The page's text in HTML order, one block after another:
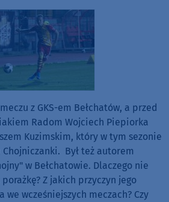
z GKS-em Bełchatów, a przed
Radom Wojciech Piepiorka
Kuzimskim, który w tym sezonie
Był też autorem
w Bełchatowie. Dlaczego nie
Z jakich przyczyn jego
we wcześniejszych meczach? Czy